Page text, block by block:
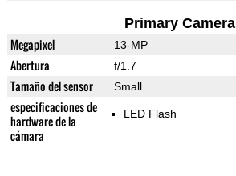
Primary Camera
Megapixel 13-MP
Abertura f/1.7
Tamaño del sensor Small
especificaciones de
hardware de la
cámara
LED Flash